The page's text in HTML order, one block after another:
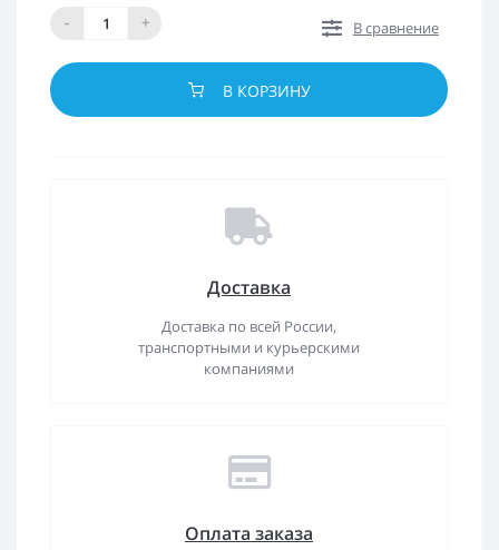
-
+
В сравнение
В КОРЗИНУ
Доставка
Доставка по всей России,
транспортными и курьерскими
компаниями
Оплата заказа